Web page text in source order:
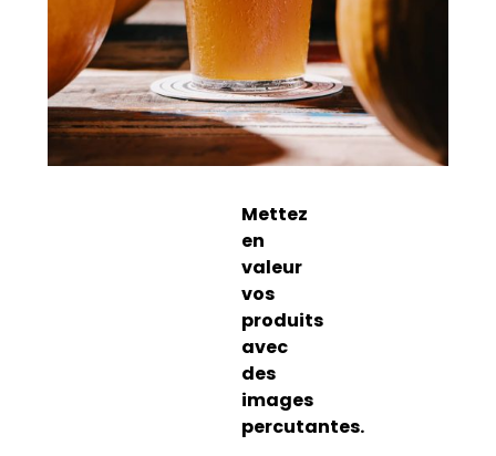
Mettez
en
valeur
vos
produits
avec
des
images
percutantes.